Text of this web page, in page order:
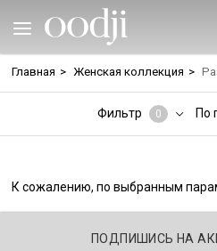
Главная > Женская коллекция >
Фильтр 0 По
К сожалению, по выбранным
ПОДПИШИСЬ НА